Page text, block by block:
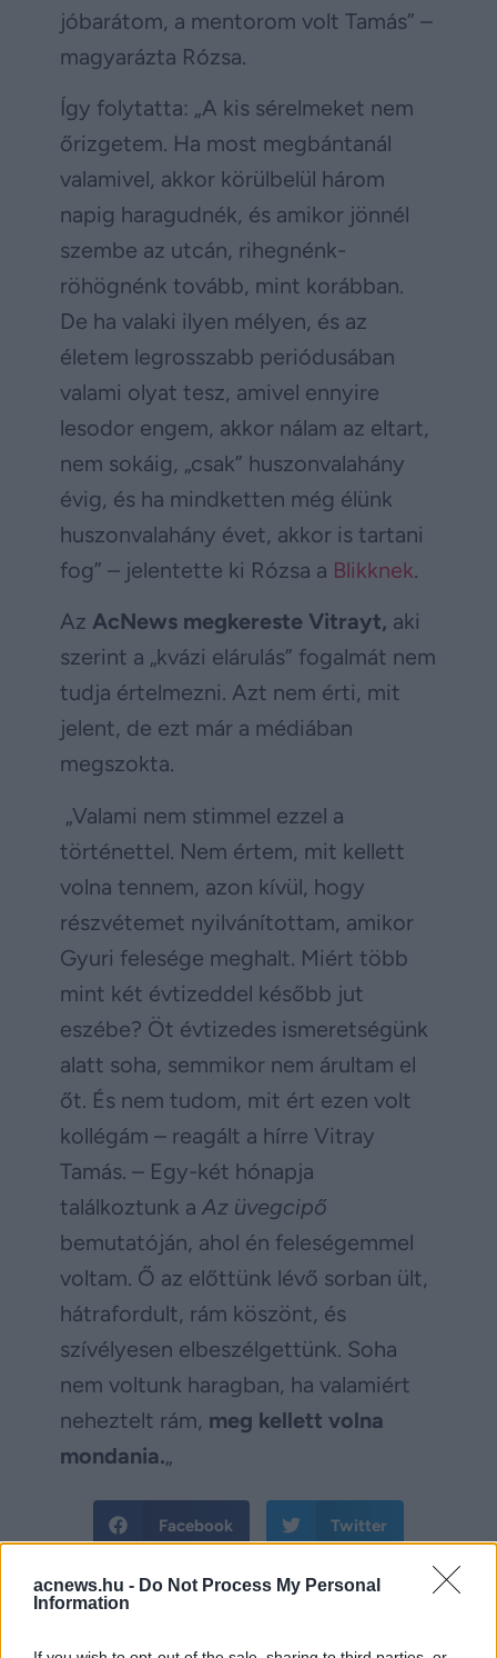
acnews.hu - Do Not Process My Personal
Information
jóbarátom, a mentorom volt Tamás” –
magyarázta Rózsa.
Így folytatta: „A kis sérelmeket nem
őrizgetem. Ha most megbántanál
valamivel, akkor körülbelül három
napig haragudnék, és amikor jönnél
szembe az utcán, rihegnénk-
röhögnénk tovább, mint korábban.
De ha valaki ilyen mélyen, és az
életem legrosszabb periódusában
valami olyat tesz, amivel ennyire
lesodor engem, akkor nálam az eltart,
nem sokáig, „csak” huszonvalahány
évig, és ha mindketten még élünk
huszonvalahány évet, akkor is tartani
fog” – jelentette ki Rózsa a Blikknek.
Az AcNews megkereste Vitrayt, aki
szerint a „kvázi elárulás” fogalmát nem
tudja értelmezni. Azt nem érti, mit
jelent, de ezt már a médiában
megszokta.
„Valami nem stimmel ezzel a
történettel. Nem értem, mit kellett
volna tennem, azon kívül, hogy
részvétemet nyilvánítottam, amikor
Gyuri felesége meghalt. Miért több
mint két évtizeddel később jut
eszébe? Öt évtizedes ismeretségünk
alatt soha, semmikor nem árultam el
őt. És nem tudom, mit ért ezen volt
kollégám – reagált a hírre Vitray
Tamás. – Egy-két hónapja
találkoztunk a Az üvegcipő
bemutatóján, ahol én feleségemmel
voltam. Ő az előttünk lévő sorban ült,
hátrafordult, rám köszönt, és
szívélyesen elbeszélgettünk. Soha
nem voltunk haragban, ha valamiért
neheztelt rám, meg kellett volna
mondania.„
Facebook Twitter
Reddit Telegram
Email